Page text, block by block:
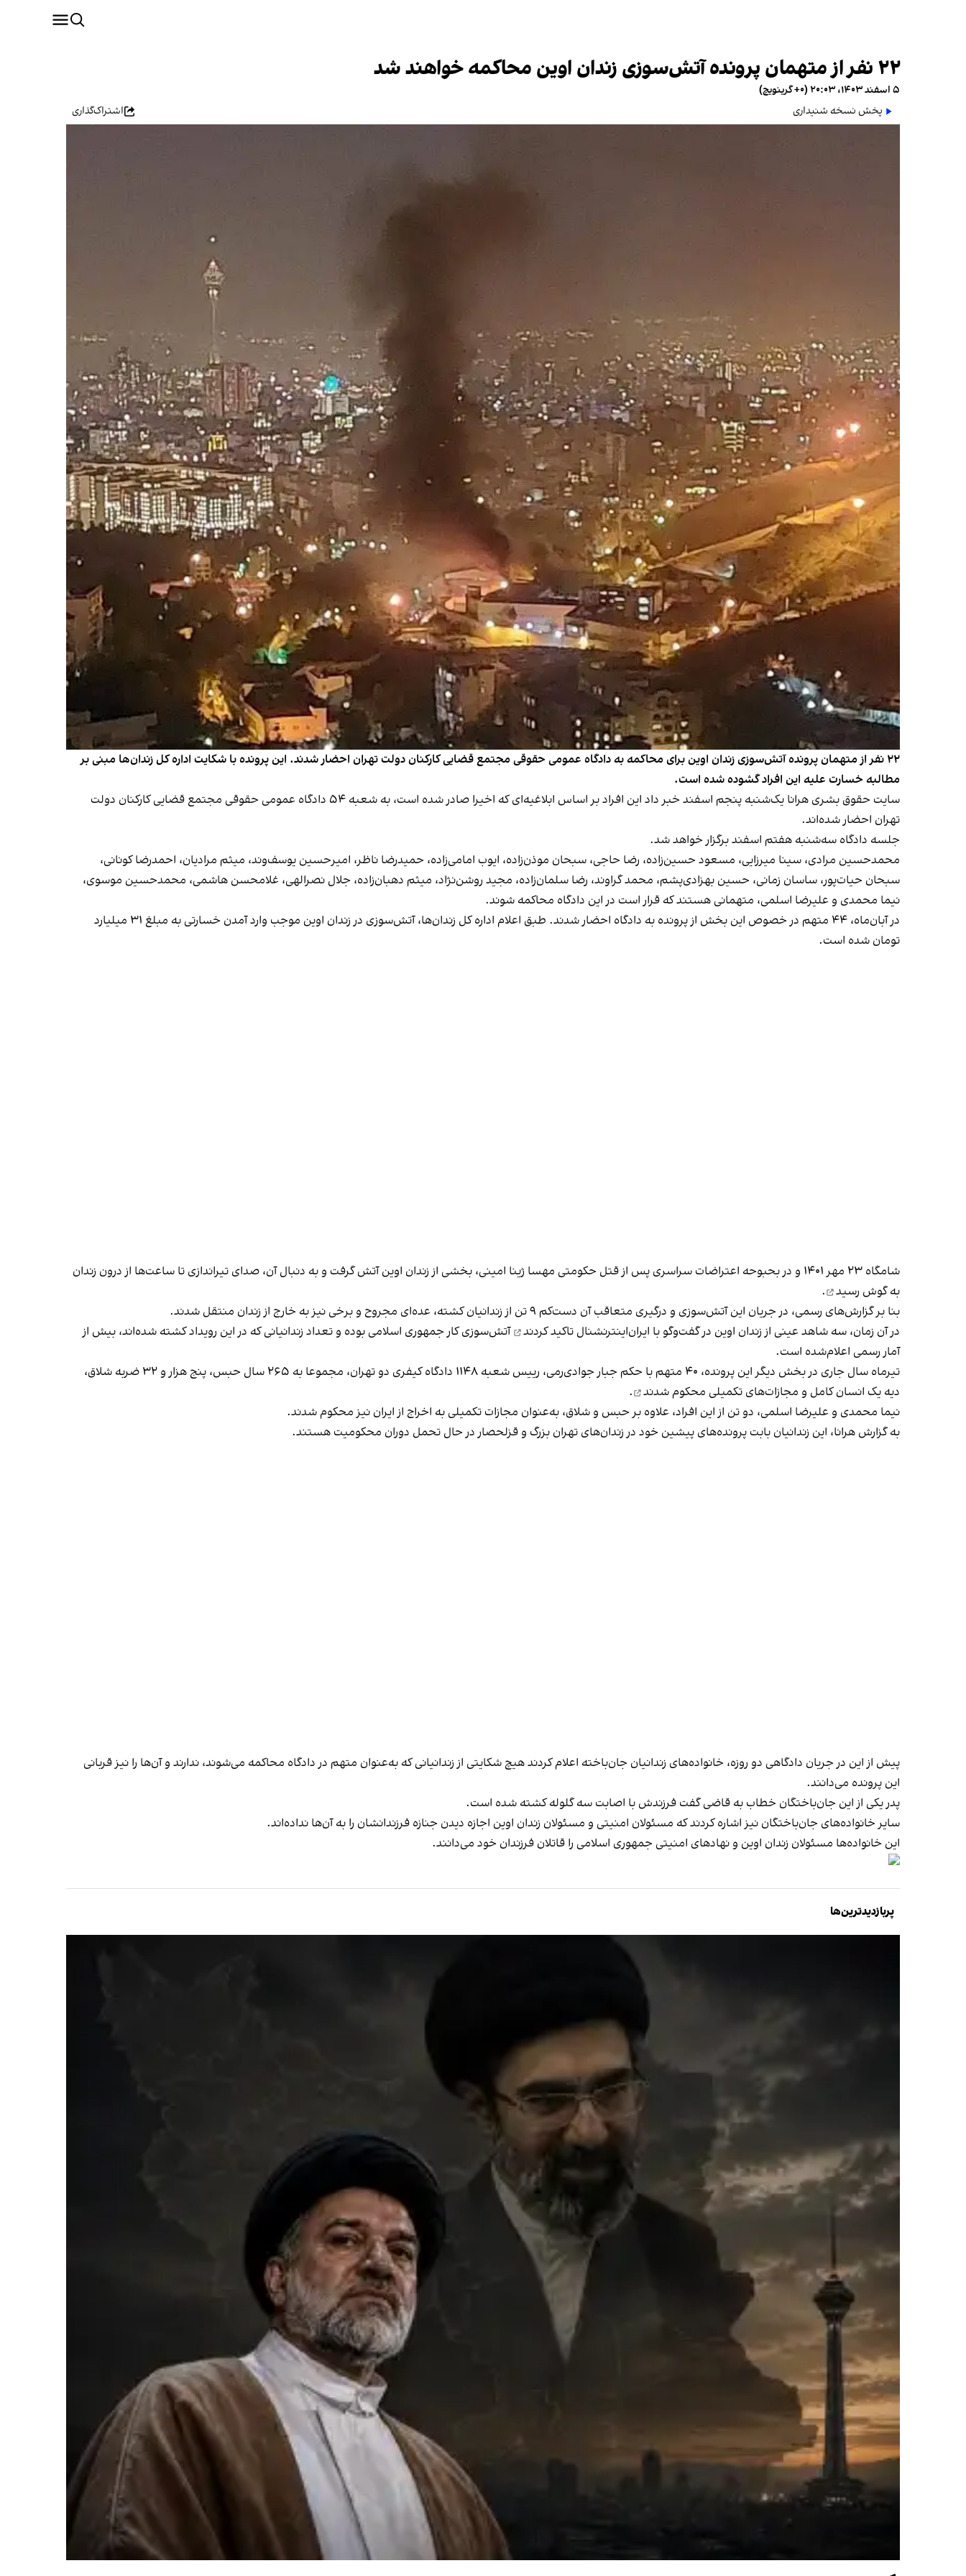
۲۲ نفر از متهمان پرونده آتش‌سوزی زندان اوین محاکمه خواهند شد
۵ اسفند ۱۴۰۳، ۲۰:۰۳ (‎+۰ گرینویچ)
پخش نسخه شنیداری
اشتراک‌گذاری
۲۲ نفر از متهمان پرونده آتش‌سوزی زندان اوین برای محاکمه به دادگاه عمومی حقوقی مجتمع قضایی کارکنان دولت تهران احضار شدند. این پرونده با شکایت اداره کل زندان‌ها مبنی بر
مطالبه خسارت علیه این افراد گشوده شده است.
سایت حقوق بشری هرانا یک‌شنبه پنجم اسفند خبر داد این افراد بر اساس ابلاغیه‌ای که اخیرا صادر شده است، به شعبه ۵۴ دادگاه عمومی حقوقی مجتمع قضایی کارکنان دولت
تهران احضار شده‌اند.
جلسه دادگاه سه‌شنبه هفتم اسفند برگزار خواهد شد.
محمدحسین مرادی، سینا میرزایی، مسعود حسین‌زاده، رضا حاجی، سبحان موذن‌زاده، ایوب امامی‌زاده، حمیدرضا ناظر، امیرحسین یوسف‌وند، میثم مرادیان، احمدرضا کونانی،
سبحان حیات‌پور، ساسان زمانی، حسین بهزادی‌پشم، محمد گراوند، رضا سلمان‌زاده، مجید روشن‌نژاد، میثم دهبان‌زاده، جلال نصرالهی، غلامحسن هاشمی، محمدحسین موسوی،
نیما محمدی و علیرضا اسلمی، متهمانی هستند که قرار است در این دادگاه محاکمه شوند.
در آبان‌ماه، ۴۴ متهم در خصوص این بخش از پرونده به دادگاه احضار شدند. طبق اعلام اداره کل زندان‌ها، آتش‌سوزی در زندان اوین موجب وارد آمدن خسارتی به مبلغ ۳۱ میلیارد
تومان شده است.
شامگاه ۲۳ مهر ۱۴۰۱ و در بحبوحه اعتراضات سراسری پس از قتل حکومتی مهسا ژینا امینی، بخشی از زندان اوین آتش گرفت و به دنبال آن، صدای تیراندازی تا ساعت‌ها از درون زندان
به گوش رسید
.
بنا بر گزارش‌های رسمی، در جریان این آتش‌سوزی و درگیری متعاقب آن دست‌کم ۹ تن از زندانیان کشته، عده‌ای مجروح و برخی نیز به خارج از زندان منتقل شدند.
در آن زمان، سه شاهد عینی از زندان اوین در گفت‌وگو با ایران‌اینترنشنال تاکید کردند
آتش‌سوزی کار جمهوری اسلامی بوده و تعداد زندانیانی که در این رویداد کشته‌ شده‌اند، بیش از
آمار رسمی اعلام‌شده است.
تیرماه سال جاری در بخش دیگر این پرونده، ۴۰ متهم با حکم جبار جوادی‌رمی، رییس شعبه ۱۱۴۸ دادگاه کیفری دو تهران، مجموعا به ۲۶۵ سال حبس، پنج هزار و ۳۲ ضربه شلاق،
دیه یک انسان کامل و مجازات‌های تکمیلی محکوم شدند
.
نیما محمدی و علیرضا اسلمی، دو تن از این افراد، علاوه بر حبس و شلاق، به‌عنوان مجازات تکمیلی به اخراج از ایران نیز محکوم شدند.
به گزارش هرانا، این زندانیان بابت پرونده‌های پیشین خود در زندان‌های تهران بزرگ و قزلحصار در حال تحمل دوران محکومیت هستند.
پیش از این در جریان دادگاهی دو روزه،‌ خانواده‌های زندانیان جان‌باخته اعلام کردند هیچ شکایتی از زندانیانی که به‌عنوان متهم در دادگاه محاکمه می‌شوند، ندارند و آن‌ها را نیز قربانی
این پرونده می‌دانند.
پدر یکی از این جان‌باختگان خطاب به قاضی گفت فرزندش با اصابت سه گلوله کشته شده است.
سایر خانواده‌های جان‌باختگان نیز اشاره کردند که مسئولان امنیتی و مسئولان زندان اوین اجازه دیدن جنازه فرزندانشان را به آن‌ها نداده‌اند.
این خانواده‌ها مسئولان زندان اوین و نهادهای امنیتی جمهوری اسلامی را قاتلان فرزندان خود می‌دانند.
پربازدیدترین‌ها